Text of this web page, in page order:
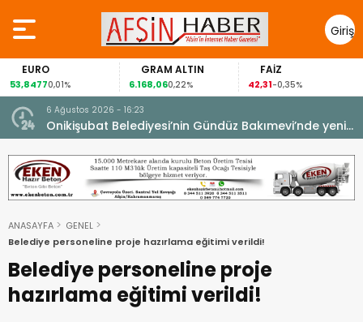
Giriş
Yap
EURO
53,84770,01%
GRAM ALTIN
6.168,060,22%
FAİZ
42,31-0,35%
6 Ağustos 2026 - 16:23
Onikişubat Belediyesi’nin Gündüz Bakımevi’nde yeni
dönemin ön kayıtları başladı.
ANASAYFA
GENEL
Belediye personeline proje hazırlama eğitimi verildi!
Belediye personeline proje
hazırlama eğitimi verildi!